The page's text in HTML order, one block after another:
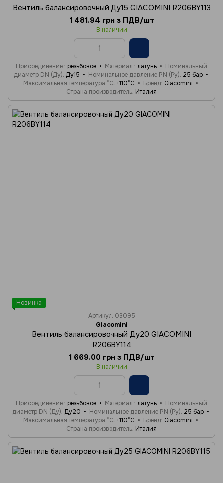
Вентиль балансировочный Ду15 GIACOMINI R206BY113
1 481.94 грн з ПДВ/шт
В наличии
Присоединение резьбовое Материал латунь
Номинальный
диаметр DN (Ду) Ду15 Номинальное давление PN (Ру) 25 бар
Максимальная температура °C +110°C Бренд Giacomini
Страна производитель Италия
Новинка
Артикул: 03095
Giacomini
Вентиль балансировочный Ду20 GIACOMINI
R206BY114
1 669.00 грн з ПДВ/шт
В наличии
Присоединение резьбовое Материал латунь
Номинальный
диаметр DN (Ду) Ду20 Номинальное давление PN (Ру) 25 бар
Максимальная температура °C +110°C Бренд Giacomini
Страна производитель Италия